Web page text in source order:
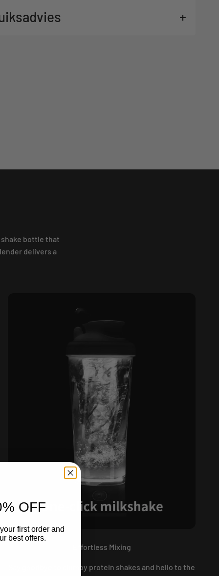
+
bottle that
delivers a
Effortless Mixing
Say goodbye to clumpy protein shakes and hello to the
OFF
first order and
best offers.